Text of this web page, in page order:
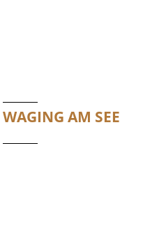
WAGING AM SEE